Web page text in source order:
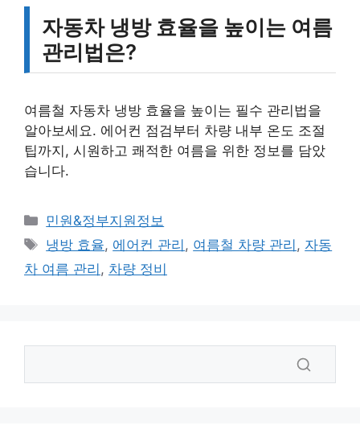
자동차 냉방 효율을 높이는 여름
관리법은?
여름철 자동차 냉방 효율을 높이는 필수 관리법을
알아보세요. 에어컨 점검부터 차량 내부 온도 조절
팁까지, 시원하고 쾌적한 여름을 위한 정보를 담았
습니다.
카
테
리
민원&정부지원정보
태
그
냉방 효율, 에어컨 관리 , 여름철 차량 관리 , 자동
차 여름 관리 , 차량 정비